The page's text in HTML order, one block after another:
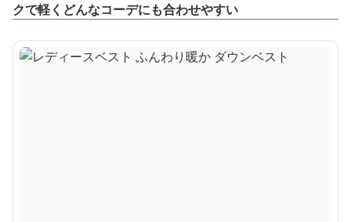
クで軽くどんなコーデにも合わせやすい